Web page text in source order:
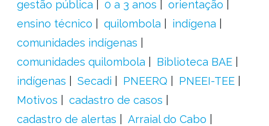
gestão pública
0 a 3 anos
orientação
ensino técnico
quilombola
indígena
comunidades indígenas
comunidades quilombola
Biblioteca BAE
indígenas
Secadi PNEERQ
PNEEI-TEE
Motivos
cadastro de casos
cadastro de alertas
Arraial do Cabo